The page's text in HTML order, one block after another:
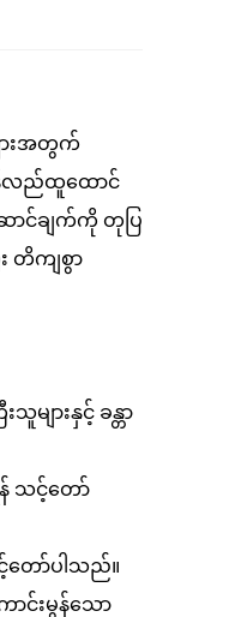
ားအတွက်
န်လည်ထူထောင်
င်ချက်ကို တုပြ
တိကျစွာ
ျားနှင့် ခန္တာ
သင့်တော်
တော်ပါသည်။
ာင်းမွန်သော